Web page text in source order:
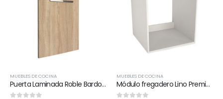
MUEBLES DE COCINA
Puerta Laminada Roble Bardolino
MUEBLES DE COCINA
Módulo fregadero Lino Premium